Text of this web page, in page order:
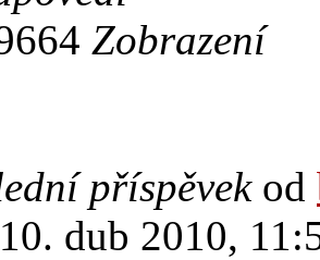
Zobrazení
příspěvek od
dub 2010,